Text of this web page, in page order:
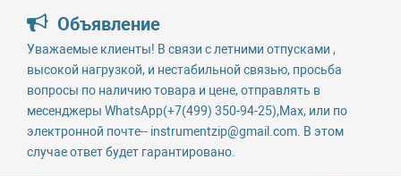
Объявление
Уважаемые клиенты! В связи с летними отпусками ,
высокой нагрузкой, и нестабильной связью, просьба
вопросы по наличию товара и цене, отправлять в
месенджеры WhatsApp(+7(499) 350-94-25),Max, или по
электронной почте-- instrumentzip@gmail.com. В этом
случае ответ будет гарантировано.